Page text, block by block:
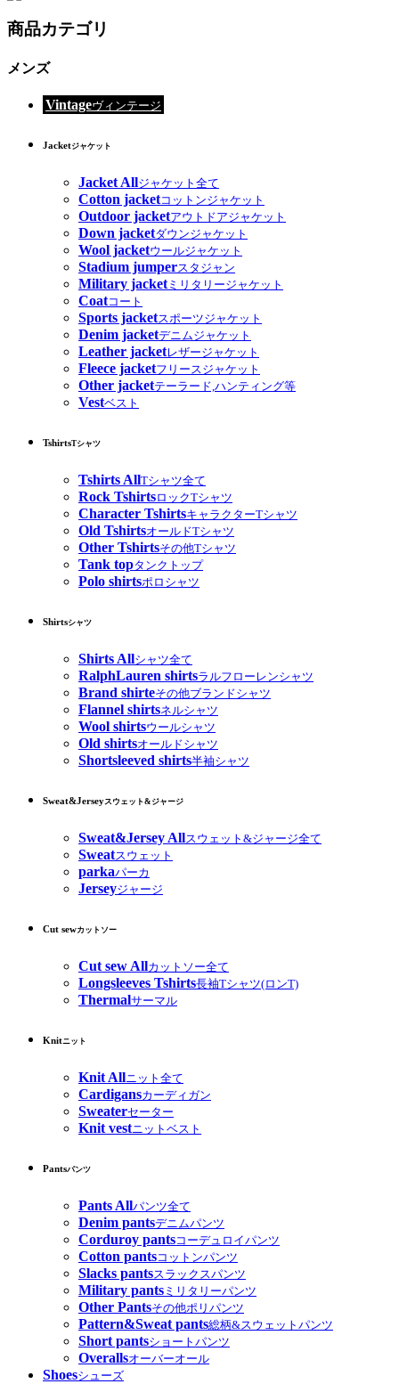
商品カテゴリ
メンズ
Vintageヴィンテージ
Jacketジャケット
Jacket Allジャケット全て
Cotton jacketコットンジャケット
Outdoor jacketアウトドアジャケット
Down jacketダウンジャケット
Wool jacketウールジャケット
Stadium jumperスタジャン
Military jacketミリタリージャケット
Coatコート
Sports jacketスポーツジャケット
Denim jacketデニムジャケット
Leather jacketレザージャケット
Fleece jacketフリースジャケット
Other jacketテーラード,ハンティング等
Vestベスト
TshirtsTシャツ
Tshirts AllTシャツ全て
Rock TshirtsロックTシャツ
Character TshirtsキャラクターTシャツ
Old TshirtsオールドTシャツ
Other Tshirtsその他Tシャツ
Tank topタンクトップ
Polo shirtsポロシャツ
Shirtsシャツ
Shirts Allシャツ全て
RalphLauren shirtsラルフローレンシャツ
Brand shirteその他ブランドシャツ
Flannel shirtsネルシャツ
Wool shirtsウールシャツ
Old shirtsオールドシャツ
Shortsleeved shirts半袖シャツ
Sweat&Jerseyスウェット&ジャージ
Sweat&Jersey Allスウェット&ジャージ全て
Sweatスウェット
parkaパーカ
Jerseyジャージ
Cut sewカットソー
Cut sew Allカットソー全て
Longsleeves Tshirts長袖Tシャツ(ロンT)
Thermalサーマル
Knitニット
Knit Allニット全て
Cardigansカーディガン
Sweaterセーター
Knit vestニットベスト
Pantsパンツ
Pants Allパンツ全て
Denim pantsデニムパンツ
Corduroy pantsコーデュロイパンツ
Cotton pantsコットンパンツ
Slacks pantsスラックスパンツ
Military pants ミリタリーパンツ
Other Pantsその他ポリパンツ
Pattern&Sweat pants総柄&スウェットパンツ
Short pantsショートパンツ
Overallsオーバーオール
Shoesシューズ